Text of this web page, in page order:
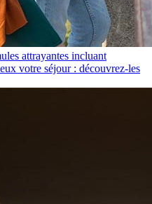
attrayantes incluant
votre séjour : découvrez-les